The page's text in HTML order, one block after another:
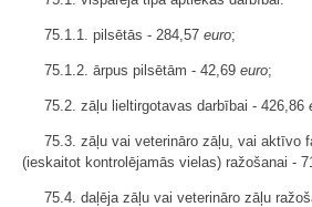
75.1.1. pilsētās - 284,57 euro;
75.1.2. ārpus pilsētām - 42,69 euro;
75.2. zāļu lieltirgotavas darbībai - 426,86
75.3. zāļu vai veterināro zāļu, vai aktīvo
(ieskaitot kontrolējamās vielas) ražošanai -
75.4. daļēja zāļu vai veterināro zāļu